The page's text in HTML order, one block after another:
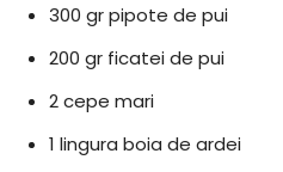
300 gr pipote de pui
200 gr ficatei de pui
2 cepe mari
1 lingura boia de ardei